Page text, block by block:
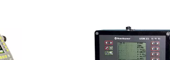
и беспроводной технологией передачи